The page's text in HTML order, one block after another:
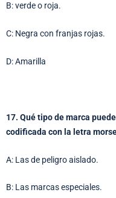
B: verde o roja.
C: Negra con franjas rojas.
D: Amarilla
17. Qué tipo de marca
codificada con la letra
A: Las de peligro aislado.
B: Las marcas especiales.